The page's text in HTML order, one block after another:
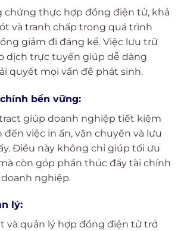
chứng thực hợp đồng điện tử, khả
và tranh chấp trong quá trình
giảm đi đáng kể. Việc lưu trữ
dịch trực tuyến giúp dễ dàng
quyết mọi vấn đề phát sinh.
bền vững:
giúp doanh nghiệp tiết kiệm
việc in ấn, vận chuyển và lưu
Điều này không chỉ giúp tối ưu
còn góp phần thúc đẩy tài chính
nghiệp.
lý:
và quản lý hợp đồng điện tử trở